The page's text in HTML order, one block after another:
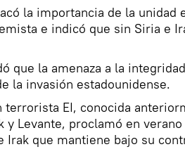
la importancia de la unidad
e indicó que sin Siria e
que la amenaza a la
la invasión estadounidense.
terrorista EI, conocida
y Levante, proclamó en
Irak que mantiene bajo su